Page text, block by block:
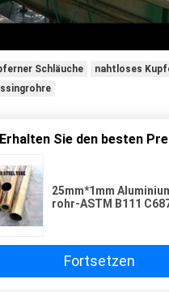
Schläuche
nahtloses
Erhalten Sie den besten
25mm*1mm
rohr-ASTM B111
Fortsetzen